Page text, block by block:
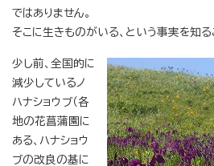
ではありません。
そこに生きものがいる、という事実を知る
少し前、全国的に
減少しているノ
ハナショウブ（各
地の花菖蒲園に
ある、ハナショウ
ブの改良の基に